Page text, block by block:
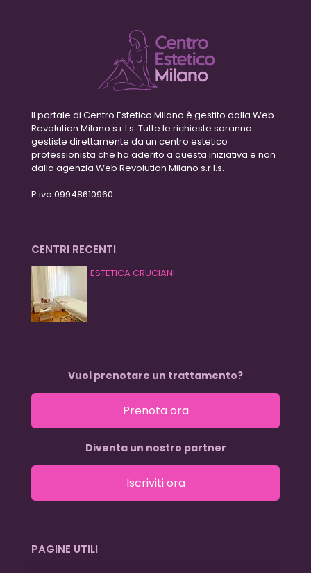
Il portale di Centro Estetico Milano è gestito dalla Web
Revolution Milano s.r.l.s. Tutte le richieste saranno
gestiste direttamente da un centro estetico
professionista che ha aderito a questa iniziativa e non
dalla agenzia Web Revolution Milano s.r.l.s.
P.iva 09948610960
CENTRI RECENTI
ESTETICA CRUCIANI
Vuoi prenotare un trattamento?
Prenota ora
Diventa un nostro partner
Iscriviti ora
PAGINE UTILI